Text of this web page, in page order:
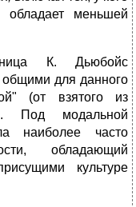
обладает меньшей
К. Дьюбойс
для данного
(от взятого из
Под модальной
наиболее часто
обладающий
культуре